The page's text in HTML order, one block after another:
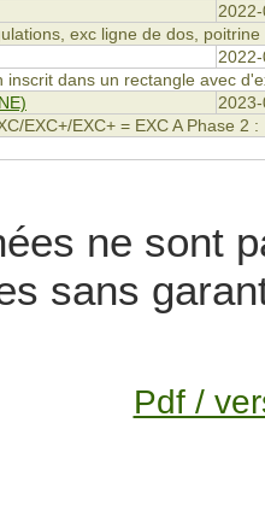
exc ligne de dos,
inscrit dans un rectangle avec
EXC+/EXC+ = EXC A Phase 2
ne sont
sans
Pdf /